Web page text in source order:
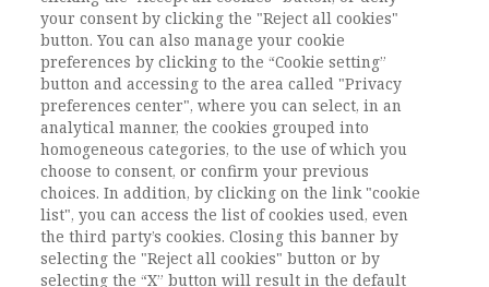
L'ACCESSO A QUESTO
CONTENUTO E' RISERVATO AGLI
UTENTI ABBONATI
Sei abbonato?ESEGUI L'ACCESSOoppure
ABBONATI.
your consent by clicking the "Reject all cookies"
button. You can also manage your cookie
preferences by clicking to the “Cookie setting”
button and accessing to the area called "Privacy
preferences center", where you can select, in an
analytical manner, the cookies grouped into
homogeneous categories, to the use of which you
choose to consent, or confirm your previous
choices. In addition, by clicking on the link "cookie
list", you can access the list of cookies used, even
the third party’s cookies. Closing this banner by
selecting the "Reject all cookies" button or by
selecting the “X” button will result in the default